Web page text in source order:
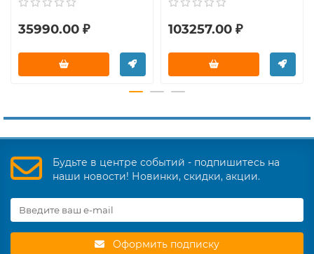
35990.00 ₽ 103257.00 ₽
Будьте в центре событий - подпишитесь на
наши новости! Новинки, скидки, акции.
Оформить подписку